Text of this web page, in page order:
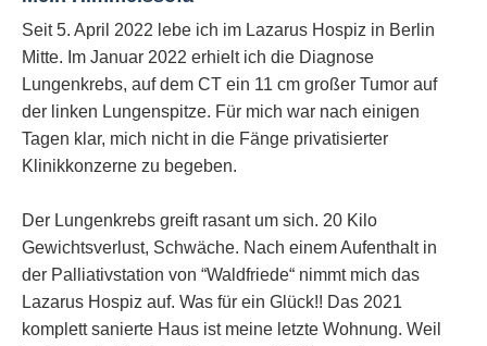
Seit 5. April 2022 lebe ich im Lazarus Hospiz in Berlin
Mitte. Im Januar 2022 erhielt ich die Diagnose
Lungenkrebs, auf dem CT ein 11 cm großer Tumor auf
der linken Lungenspitze. Für mich war nach einigen
Tagen klar, mich nicht in die Fänge privatisierter
Klinikkonzerne zu begeben.
Der Lungenkrebs greift rasant um sich. 20 Kilo
Gewichtsverlust, Schwäche. Nach einem Aufenthalt in
der Palliativstation von “Waldfriede“ nimmt mich das
Lazarus Hospiz auf. Was für ein Glück!! Das 2021
komplett sanierte Haus ist meine letzte Wohnung. Weil